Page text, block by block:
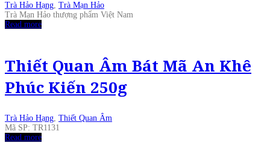
Trà Hảo Hạng, Trà Mạn Hảo
Trà Mạn Hảo thượng phẩm Việt Nam
Read more
Thiết Quan Âm Bát Mã An Khê
Phúc Kiến 250g
Trà Hảo Hạng, Thiết Quan Âm
Mã SP: TR1131
Read more